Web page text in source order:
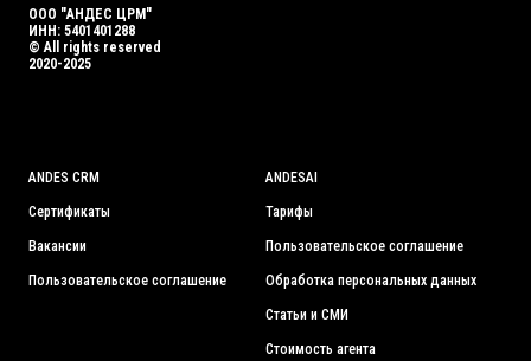
ООО "АНДЕС ЦРМ"
ИНН: 5401401288
© All rights reserved
2020-2025
ANDES CRM
Сертификаты
Вакансии
Пользовательское соглашение
ANDESAI
Тарифы
Пользовательское соглашение
Обработка персональных данных
Статьи и СМИ
Стоимость агента